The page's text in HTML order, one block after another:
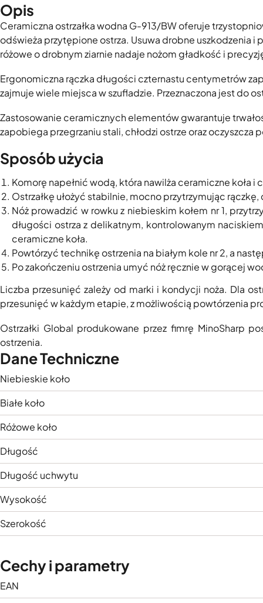
Opis
Ceramiczna ostrzałka wodna G-913/BW oferuje
odświeża przytępione ostrza. Usuwa drobne uszkodzenia i
różowe o drobnym ziarnie nadaje nożom gładkość i
Ergonomiczna rączka długości czternastu centymetrów
zajmuje wiele miejsca w szufladzie. Przeznaczona jest do
Zastosowanie ceramicznych elementów gwarantuje
zapobiega przegrzaniu stali, chłodzi ostrze oraz
Sposób użycia
Komorę napełnić wodą, która nawilża ceramiczne koła
Ostrzałkę ułożyć stabilnie, mocno przytrzymując
Nóż prowadzić w rowku z niebieskim kołem nr 1,
długości ostrza z delikatnym, kontrolowanym
ceramiczne koła.
Powtórzyć technikę ostrzenia na białym kole nr 2, a
Po zakończeniu ostrzenia umyć nóż ręcznie w gorącej
Liczba przesunięć zależy od marki i kondycji noża. Dla
przesunięć w każdym etapie, z możliwością powtórzenia
Ostrzałki Global produkowane przez fimrę MinoSharp
ostrzenia.
Dane Techniczne
Niebieskie koło
Białe koło
Różowe koło
Długość
Długość uchwytu
Wysokość
Szerokość
Cechy i parametry
EAN